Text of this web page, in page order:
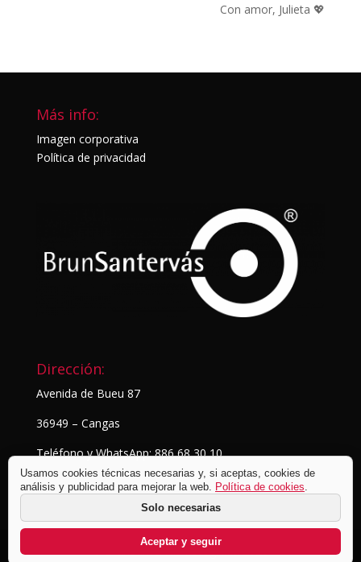
Con amor, Julieta 💖
Más info:
Imagen corporativa
Política de privacidad
Dirección:
Avenida de Bueu 87
36949 – Cangas
Teléfono y WhatsApp: 886 68 30 10
© BrunSantervás Fotografía2026
Usamos cookies técnicas necesarias y, si aceptas, cookies de
análisis y publicidad para mejorar la web. Política de cookies.
Solo necesarias
Aceptar y seguir